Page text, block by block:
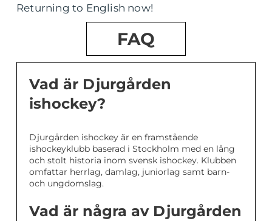
Returning to English now!
FAQ
Vad är Djurgården
ishockey?
Djurgården ishockey är en framstående
ishockeyklubb baserad i Stockholm med en lång
och stolt historia inom svensk ishockey. Klubben
omfattar herrlag, damlag, juniorlag samt barn-
och ungdomslag.
Vad är några av Djurgården